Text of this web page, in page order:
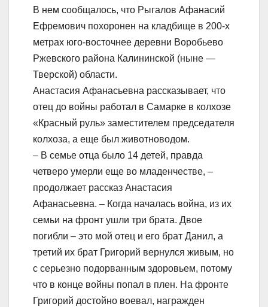
В нем сообщалось, что Рыгалов Афанасий
Ефремович похоронен на кладбище в 200-х
метрах юго-восточнее деревни Воробьево
Ржевского района Калининской (ныне —
Тверской) области.
Анастасия Афанасьевна рассказывает, что
отец до войны работал в Самарке в колхозе
«Красный руль» заместителем председателя
колхоза, а еще был животноводом.
– В семье отца было 14 детей, правда
четверо умерли еще во младенчестве, –
продолжает рассказ Анастасия
Афанасьевна. – Когда началась война, из их
семьи на фронт ушли три брата. Двое
погибли – это мой отец и его брат Данил, а
третий их брат Григорий вернулся живым, но
с серьезно подорванным здоровьем, потому
что в конце войны попал в плен. На фронте
Григорий достойно воевал, награжден